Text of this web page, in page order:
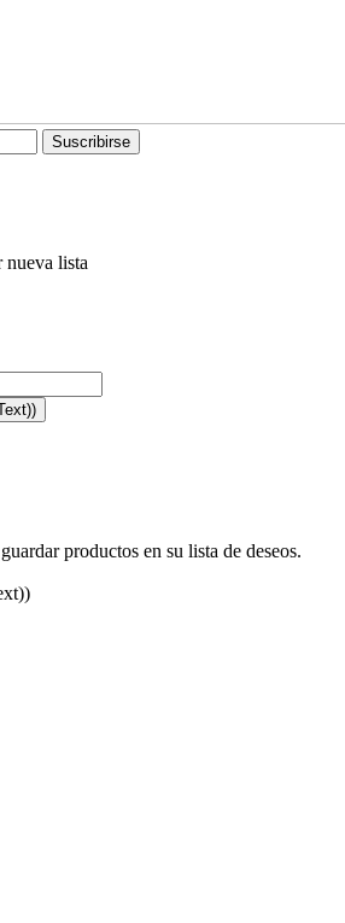
Suscribirse
nueva lista
productos en su lista de deseos.